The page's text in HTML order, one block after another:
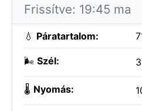
Frissítve: 19:45 ma
💧 Páratartalom:
🌬️ Szél:
🌡️ Nyomás: